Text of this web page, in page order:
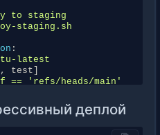
to staging
staging.sh
:
latest
, test
== 'refs/heads/main'
to production
production.shдеплой